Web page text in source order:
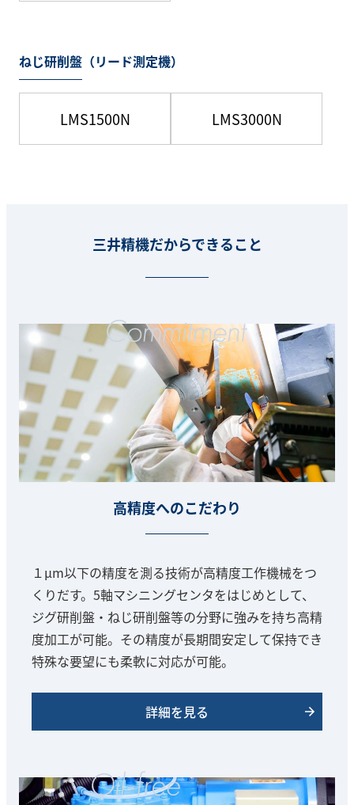
ねじ研削盤（リード測定機）
LMS1500N LMS3000N
三井精機だからできること
高精度へのこだわり
１μm以下の精度を測る技術が高精度工作機械をつ
くりだす。5軸マシニングセンタをはじめとして、
ジグ研削盤・ねじ研削盤等の分野に強みを持ち高精
度加工が可能。その精度が長期間安定して保持でき
特殊な要望にも柔軟に対応が可能。
詳細を見る